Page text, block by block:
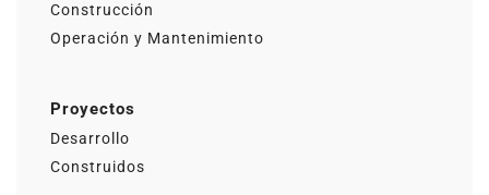
Construcción
Operación y Mantenimiento
Proyectos
Desarrollo
Construidos